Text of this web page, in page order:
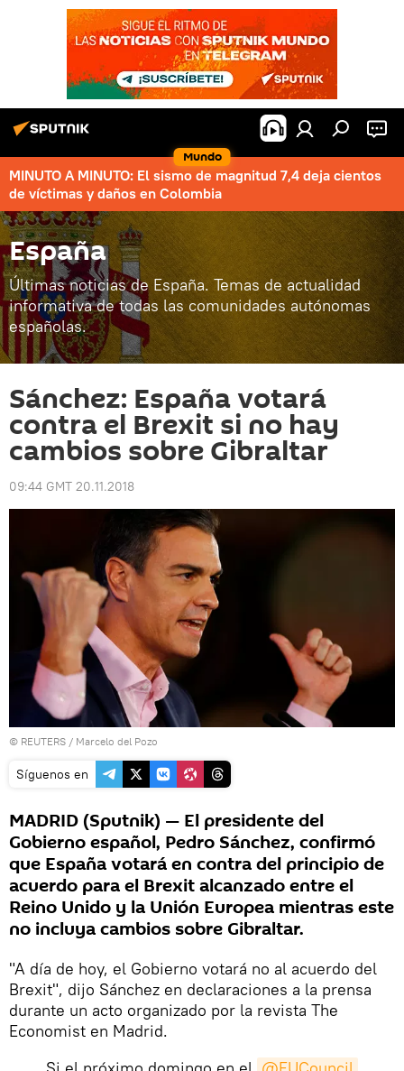
Mundo
MINUTO A MINUTO: El sismo de magnitud 7,4 deja cientos
de víctimas y daños en Colombia
España
Últimas noticias de España. Temas de actualidad
informativa de todas las comunidades autónomas
españolas.
Sánchez: España votará
contra el Brexit si no hay
cambios sobre Gibraltar
09:44 GMT 20.11.2018
© REUTERS / Marcelo del Pozo
Síguenos en
MADRID (Sputnik) — El presidente del
Gobierno español, Pedro Sánchez, confirmó
que España votará en contra del principio de
acuerdo para el Brexit alcanzado entre el
Reino Unido y la Unión Europea mientras este
no incluya cambios sobre Gibraltar.
"A día de hoy, el Gobierno votará no al acuerdo del
Brexit", dijo Sánchez en declaraciones a la prensa
durante un acto organizado por la revista The
Economist en Madrid.